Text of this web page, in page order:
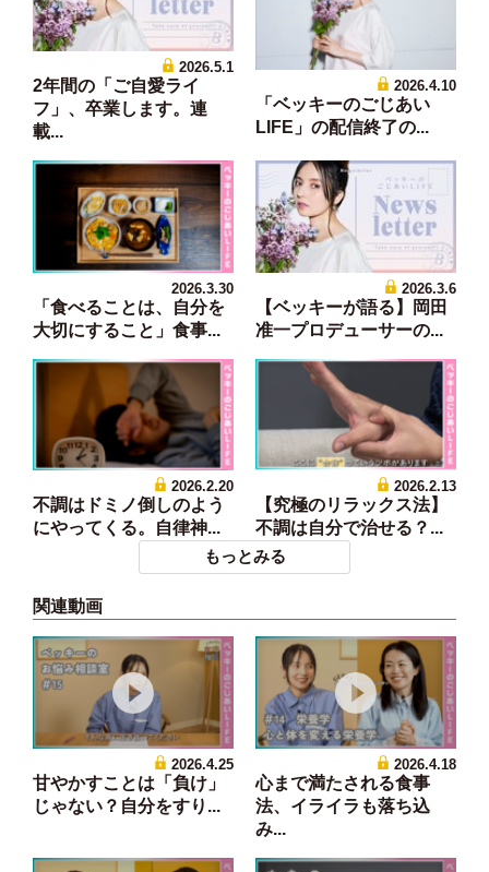
2026.5.1
2年間の「ご自愛ライ
フ」、卒業します。連
載...
2026.4.10
「ベッキーのごじあい
LIFE」の配信終了の...
2026.3.30
「食べることは、自分を
大切にすること」食事...
2026.3.6
【ベッキーが語る】岡田
准一プロデューサーの...
2026.2.20
不調はドミノ倒しのよう
にやってくる。自律神...
2026.2.13
【究極のリラックス法】
不調は自分で治せる？...
もっとみる
関連動画
2026.4.25
甘やかすことは「負け」
じゃない？自分をすり...
2026.4.18
心まで満たされる食事
法、イライラも落ち込
み...